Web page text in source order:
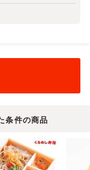
条件の商品